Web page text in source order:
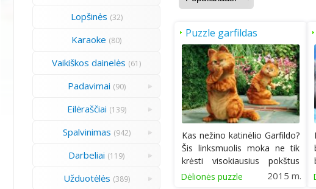
Lopšinės (32)
Karaoke (80)
Vaikiškos dainelės (61)
Padavimai (90)
Eilėraščiai (139)
Spalvinimas (942)
Darbeliai (119)
Užduotėlės (389)
Puzzle garfildas
Kas nežino katinėlio Garfildo?
Šis linksmuolis moka ne tik
krėsti visokiausius pokštus
bet...
Dėlionės puzzle 2015 m.